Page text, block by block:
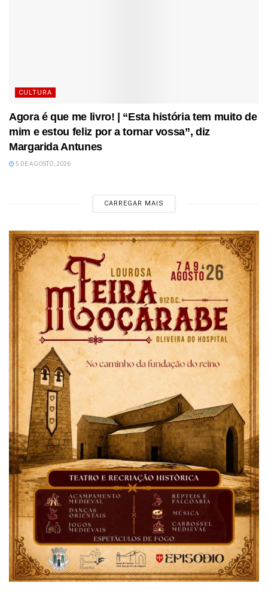
CULTURA
Agora é que me livro! | “Esta história tem muito de
mim e estou feliz por a tornar vossa”, diz
Margarida Antunes
5 DE AGOSTO, 2026
CARREGAR MAIS